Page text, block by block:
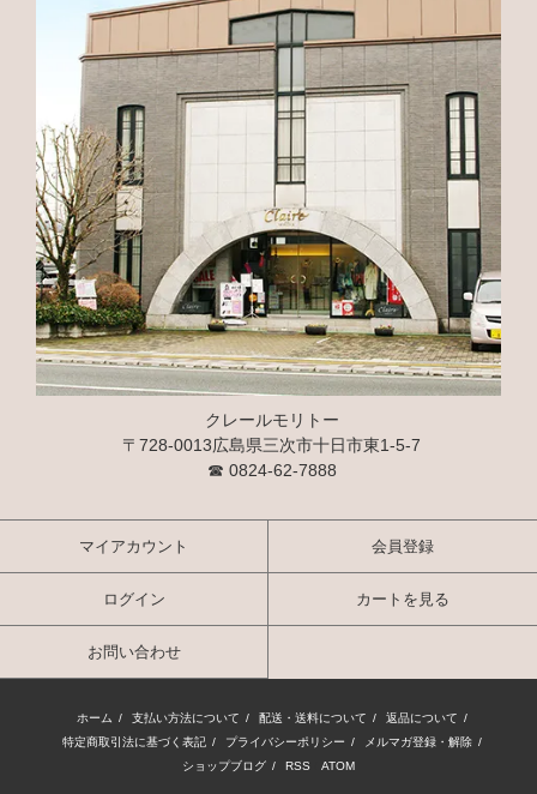
クレールモリトー
〒728-0013広島県三次市十日市東1-5-7
☎ 0824-62-7888
マイアカウント 会員登録
ログイン カートを見る
お問い合わせ
ホーム / 支払い方法について / 配送・送料について / 返品について /
特定商取引法に基づく表記 / プライバシーポリシー / メルマガ登録・解除 /
ショップブログ / RSS ATOM